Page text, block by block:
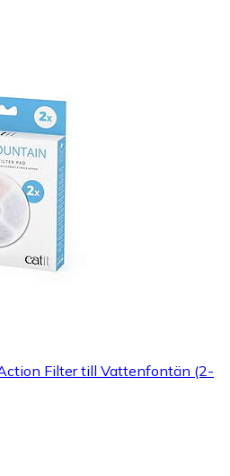
Filter till Vattenfontän (2-